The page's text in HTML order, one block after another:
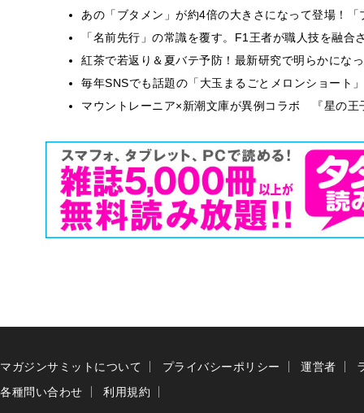
あの「ブタメン」が約4倍の大きさになって登場！
「名前先行」の常識を覆す。F1王者が職人技を融
紅茶で若返り＆夏バテ予防！最新研究で明らかにな
毎年SNSでも話題の「大玉まるごとメロンショート
マウントレーニア×新潮文庫が異例コラボ 『星の
マガジンサミットについて プライバシーポリシー 運営者
各種問い合わせ
利用規約